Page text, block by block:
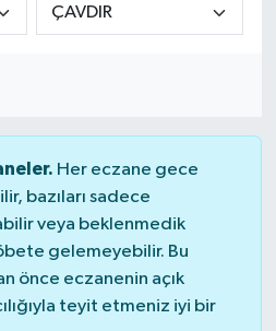
Her eczane gece
bazıları sadece
veya beklenmedik
gelemeyebilir. Bu
önce eczanenin açık
teyit etmeniz iyi bir